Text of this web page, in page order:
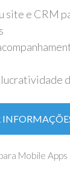
site e CRM
Mobile Apps